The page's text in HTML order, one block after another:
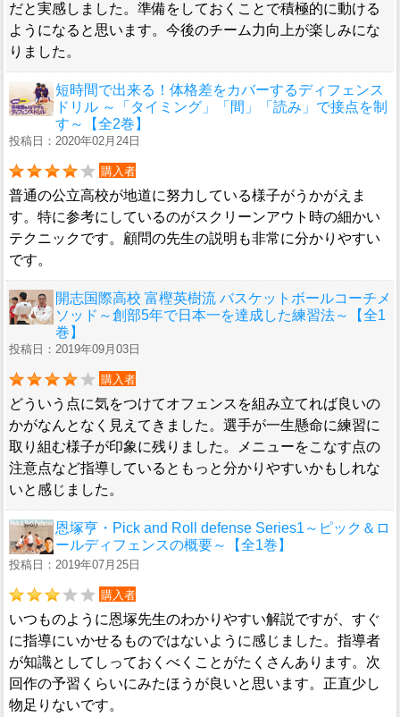
だと実感しました。準備をしておくことで積極的に動ける
ようになると思います。今後のチーム力向上が楽しみにな
りました。
短時間で出来る！体格差をカバーするディフェンス
ドリル ～「タイミング」「間」「読み」で接点を制
す～【全2巻】
投稿日：2020年02月24日
購入者
普通の公立高校が地道に努力している様子がうかがえま
す。特に参考にしているのがスクリーンアウト時の細かい
テクニックです。顧問の先生の説明も非常に分かりやすい
です。
開志国際高校 富樫英樹流 バスケットボールコーチメ
ソッド～創部5年で日本一を達成した練習法～【全1
巻】
投稿日：2019年09月03日
購入者
どういう点に気をつけてオフェンスを組み立てれば良いの
かがなんとなく見えてきました。選手が一生懸命に練習に
取り組む様子が印象に残りました。メニューをこなす点の
注意点など指導しているともっと分かりやすいかもしれな
いと感じました。
恩塚亨・Pick and Roll defense Series1～ピック＆ロ
ールディフェンスの概要～【全1巻】
投稿日：2019年07月25日
購入者
いつものように恩塚先生のわかりやすい解説ですが、すぐ
に指導にいかせるものではないように感じました。指導者
が知識としてしっておくべくことがたくさんあります。次
回作の予習くらいにみたほうが良いと思います。正直少し
物足りないです。